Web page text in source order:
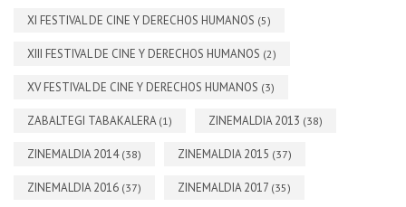
XI FESTIVAL DE CINE Y DERECHOS HUMANOS (5)
XIII FESTIVAL DE CINE Y DERECHOS HUMANOS (2)
XV FESTIVAL DE CINE Y DERECHOS HUMANOS (3)
ZABALTEGI TABAKALERA (1) ZINEMALDIA 2013 (38)
ZINEMALDIA 2014 (38) ZINEMALDIA 2015 (37)
ZINEMALDIA 2016 (37) ZINEMALDIA 2017 (35)